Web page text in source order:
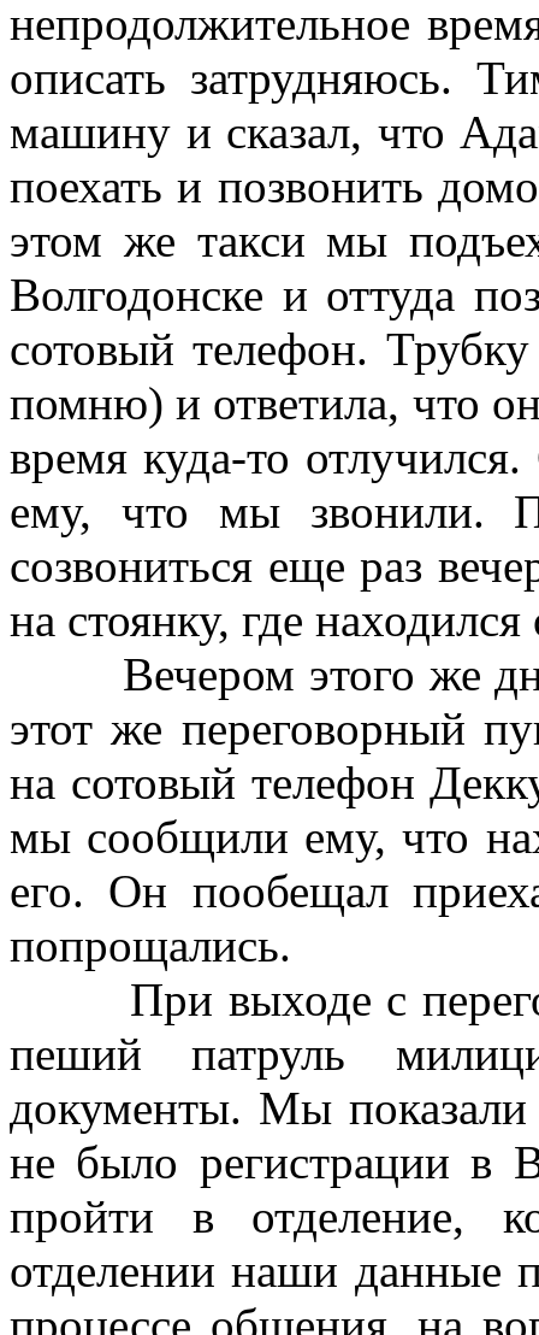
непродолжительное
описать затрудняюсь.
машину и сказал, что
поехать и позвонить
этом же такси мы
Волгодонске и оттуда
сотовый телефон.
помню) и ответила, что
время куда-то
ему, что мы звонили.
созвониться еще раз
на стоянку, где
Вечером этого же дня
этот же переговорный
на сотовый телефон
мы сообщили ему, что
его. Он пообещал
попрощались.
При выходе с
пеший патруль
документы. Мы показали
не было регистрации в
пройти в отделение,
отделении наши данные